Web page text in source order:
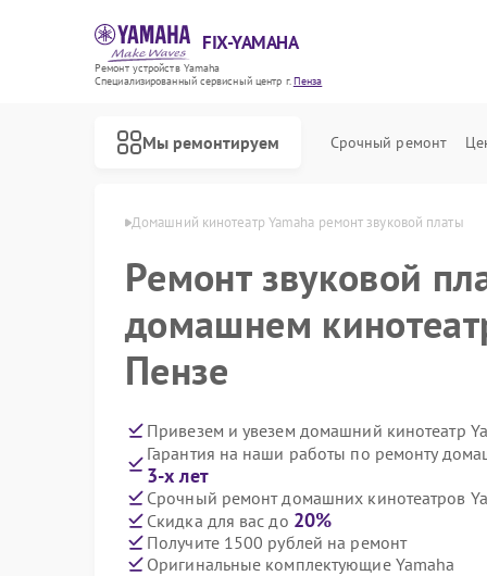
FIX-YAMAHA
Ремонт устройств Yamaha
Специализированный cервисный центр г.Пенза
Мы ремонтируем Срочный ремонт
Домашний кинотеатр Yamaha ремонт звуковой платы
Ремонт звуковой
домашнем
Пензе
Привезем и увезем домашний кинотеатр
Гарантия на наши работы по ремонту
3-х лет
Срочный ремонт домашних кинотеатров
Скидка для вас до 20%
Получите 1500 рублей на ремонт
Оригинальные комплектующие Yamaha